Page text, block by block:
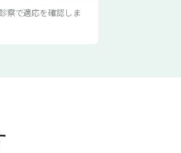
察で適応を確認しま